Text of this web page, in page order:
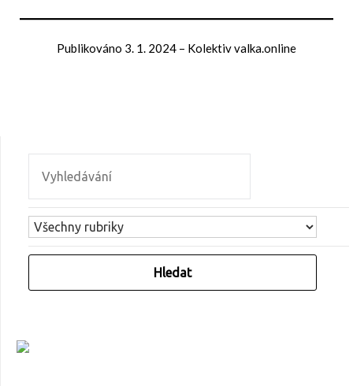
Publikováno 3. 1. 2024 – Kolektiv valka.online